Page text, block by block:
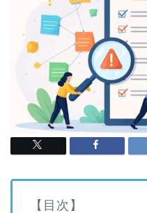
【目次】